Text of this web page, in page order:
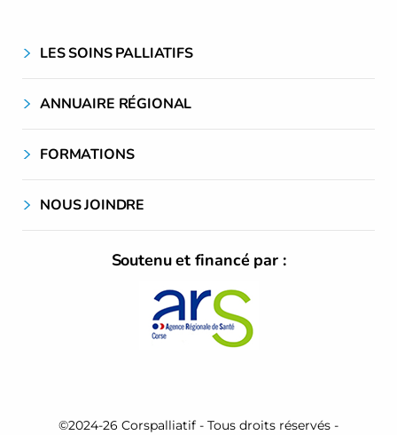
LES SOINS PALLIATIFS
ANNUAIRE RÉGIONAL
FORMATIONS
NOUS JOINDRE
Soutenu et financé par :
©2024-26 Corspalliatif - Tous droits réservés -